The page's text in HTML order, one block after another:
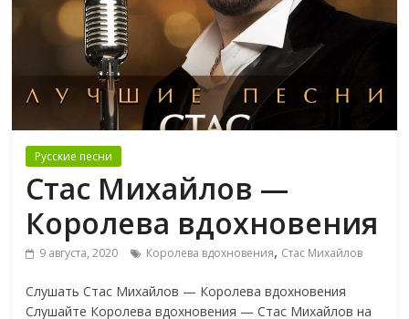
Русские песни
Стас Михайлов —
Королева вдохновения
9 августа, 2020 Королева вдохновения, Стас Михайлов
Слушать Стас Михайлов — Королева вдохновения
Слушайте Королева вдохновения — Стас Михайлов на